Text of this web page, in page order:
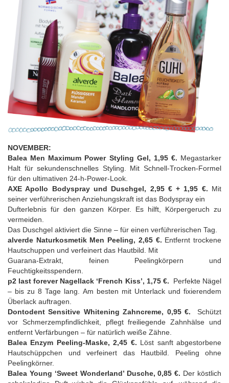
NOVEMBER:
Balea Men Maximum Power Styling Gel, 1,95 €. Megastarker
Halt für sekundenschnelles Styling. Mit Schnell-Trocken-Formel
für den ultimativen 24-h-Power-Look.
AXE Apollo Bodyspray und Duschgel, 2,95 € + 1,95 €. Mit
seiner verführerischen Anziehungskraft ist das Bodyspray ein
Dufterlebnis für den ganzen Körper. Es hilft, Körpergeruch zu
vermeiden.
Das Duschgel aktiviert die Sinne – für einen verführerischen Tag.
alverde Naturkosmetik Men Peeling, 2,65 €. Entfernt trockene
Hautschuppen und verfeinert das Hautbild. Mit
Guarana-Extrakt, feinen Peelingkörpern und
Feuchtigkeitsspendern.
p2 last forever Nagellack ‘French Kiss’, 1,75 €. Perfekte Nägel
– bis zu 8 Tage lang. Am besten mit Unterlack und fixierendem
Überlack auftragen.
Dontodent Sensitive Whitening Zahncreme, 0,95 €. Schützt
vor Schmerzempfindlichkeit, pflegt freiliegende Zahnhälse und
entfernt Verfärbungen – für natürlich weiße Zähne.
Balea Enzym Peeling-Maske, 2,45 €. Löst sanft abgestorbene
Hautschüppchen und verfeinert das Hautbild. Peeling ohne
Peelingkörner.
Balea Young ‘Sweet Wonderland’ Dusche, 0,85 €. Der köstlich